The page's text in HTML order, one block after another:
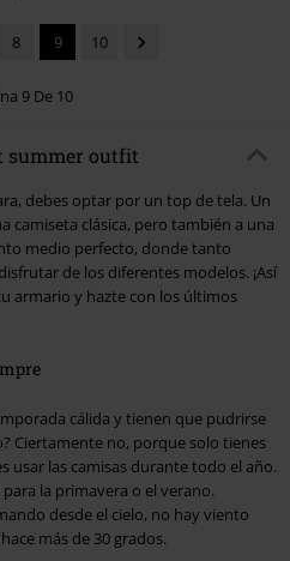
8 9 10
9 De 10
summer outfit
debes optar por un top de tela. Un
camiseta clásica, pero también a una
medio perfecto, donde tanto
de los diferentes modelos. ¡Así
armario y hazte con los últimos
cálida y tienen que pudrirse
Ciertamente no, porque solo tienes
usar las camisas durante todo el año.
la primavera o el verano.
desde el cielo, no hay viento
más de 30 grados.